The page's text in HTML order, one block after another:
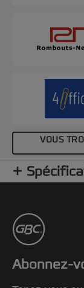
VOUS
Abonnez-